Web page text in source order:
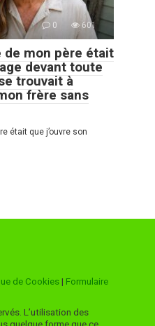
0 601
de mon père était
devant toute
trouvait à
frère sans
était que j’ouvre son
de Cookies| Formulaire
L’utilisation des